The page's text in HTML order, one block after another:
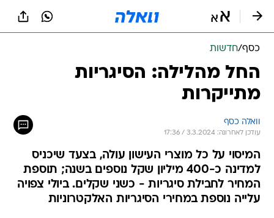
כסף/חדשות
החל מהלילה: הסיגריות
מתייקרות
וואלה כסף
עודכן לאחרונה: 3.3.2024 / 17:36
המיסוי על כל מוצרי העישון עולה, בצעד שיכניס
למדינה כ-400 מיליון שקל נוספים בשנה; תוספת
המחיר לחבילת סיגריות - כשני שקלים. ביולי צפויה
עלייה נוספת במחירי הסיגריות האלקטרוניות